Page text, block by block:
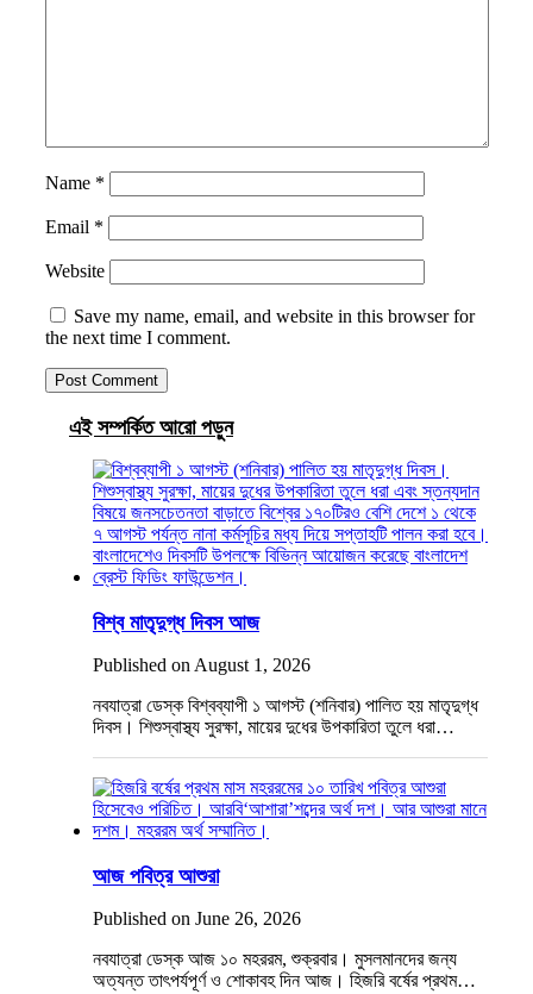
Name *
Email *
Website
Save my name, email, and website in this browser for
the next time I comment.
এই সম্পর্কিত আরো পড়ুন
বিশ্ব মাতৃদুগ্ধ দিবস আজ
Published on August 1, 2026
নবযাত্রা ডেস্ক বিশ্বব্যাপী ১ আগস্ট (শনিবার) পালিত হয় মাতৃদুগ্ধ
দিবস। শিশুস্বাস্থ্য সুরক্ষা, মায়ের দুধের উপকারিতা তুলে ধরা…
আজ পবিত্র আশুরা
Published on June 26, 2026
নবযাত্রা ডেস্ক আজ ১০ মহররম, শুক্রবার। মুসলমানদের জন্য
অত্যন্ত তাৎপর্যপূর্ণ ও শোকাবহ দিন আজ। হিজরি বর্ষের প্রথম…